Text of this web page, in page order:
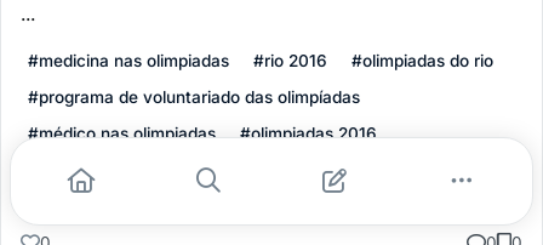
...
#medicina nas olimpiadas #rio 2016
#olimpiadas do rio
#programa de voluntariado das olimpíadas
#médico nas olimpiadas
#olimpiadas 2016
Leia mais